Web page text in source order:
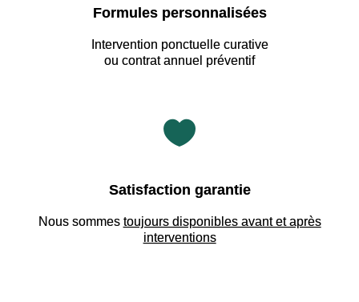
Formules personnalisées
Intervention ponctuelle curative
ou contrat annuel préventif

Satisfaction garantie
Nous sommes toujours disponibles avant et après
interventions